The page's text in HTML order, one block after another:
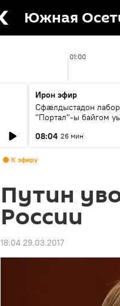
Южная
01:00
Ирон эфир
Сфæлдыстадон
"Портал"-ы байгом
Æхсары куыстыты
08:04 26 мин
К эфиру
Путин
России
18:04 29.03.2017